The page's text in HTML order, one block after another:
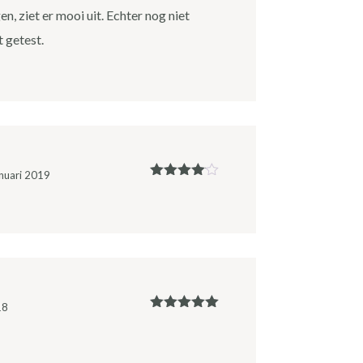
ziet er mooi uit. Echter nog niet
getest.
2019